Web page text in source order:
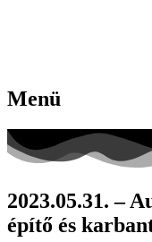
Menü
2023.05.31. –
építő és